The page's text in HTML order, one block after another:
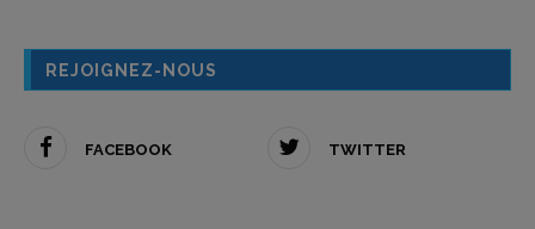
REJOIGNEZ-NOUS
FACEBOOK TWITTER